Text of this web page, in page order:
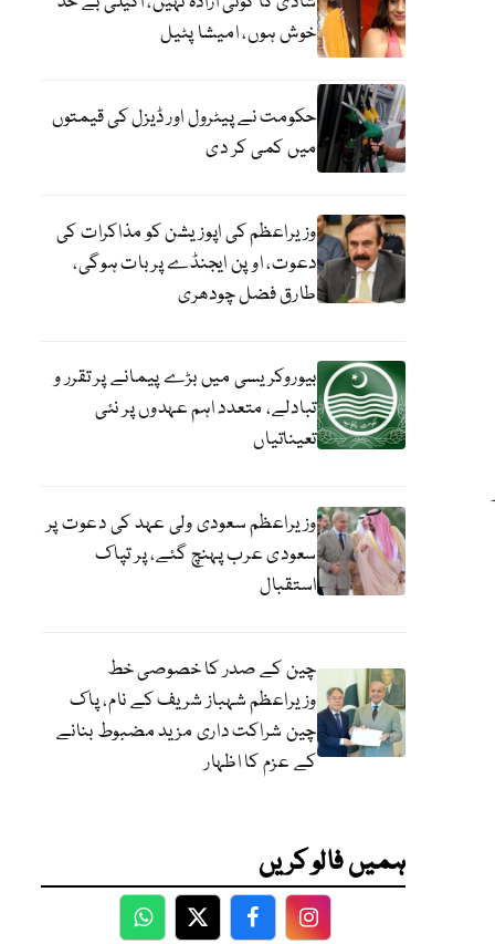
خوش ہوں، امیشا پٹیل
حکومت نے پیٹرول اور ڈیزل کی قیمتوں
میں کمی کر دی
وزیراعظم کی اپوزیشن کو مذاکرات کی
دعوت، اوپن ایجنڈے پر بات ہوگی،
طارق فضل چودھری
بیوروکریسی میں بڑے پیمانے پر تقرر و
تبادلے، متعدد اہم عہدوں پر نئی
تعیناتیاں
وزیراعظم سعودی ولی عہد کی دعوت پر
سعودی عرب پہنچ گئے، پر تپاک
استقبال
چین کے صدر کا خصوصی خط
وزیراعظم شہباز شریف کے نام، پاک
چین شراکت داری مزید مضبوط بنانے
کے عزم کا اظہار
ہمیں فالو کریں
WhatsApp
TwitterFacebookFacebook